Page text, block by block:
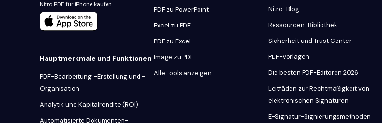
Nitro PDF für iPhone kaufen
Hauptmerkmale und Funktionen
PDF-Bearbeitung, -Erstellung und -
Organisation
Analytik und Kapitalrendite (ROI)
Automatisierte Dokumenten-
PDF zu PowerPoint
Excel zu PDF
PDF zu Excel
Image zu PDF
Alle Tools anzeigen
Nitro-Blog
Ressourcen-Bibliothek
Sicherheit und Trust Center
PDF-Vorlagen
Die besten PDF-Editoren 2026
Leitfäden zur Rechtmäßigkeit von
elektronischen Signaturen
E-Signatur-Signierungsmethoden